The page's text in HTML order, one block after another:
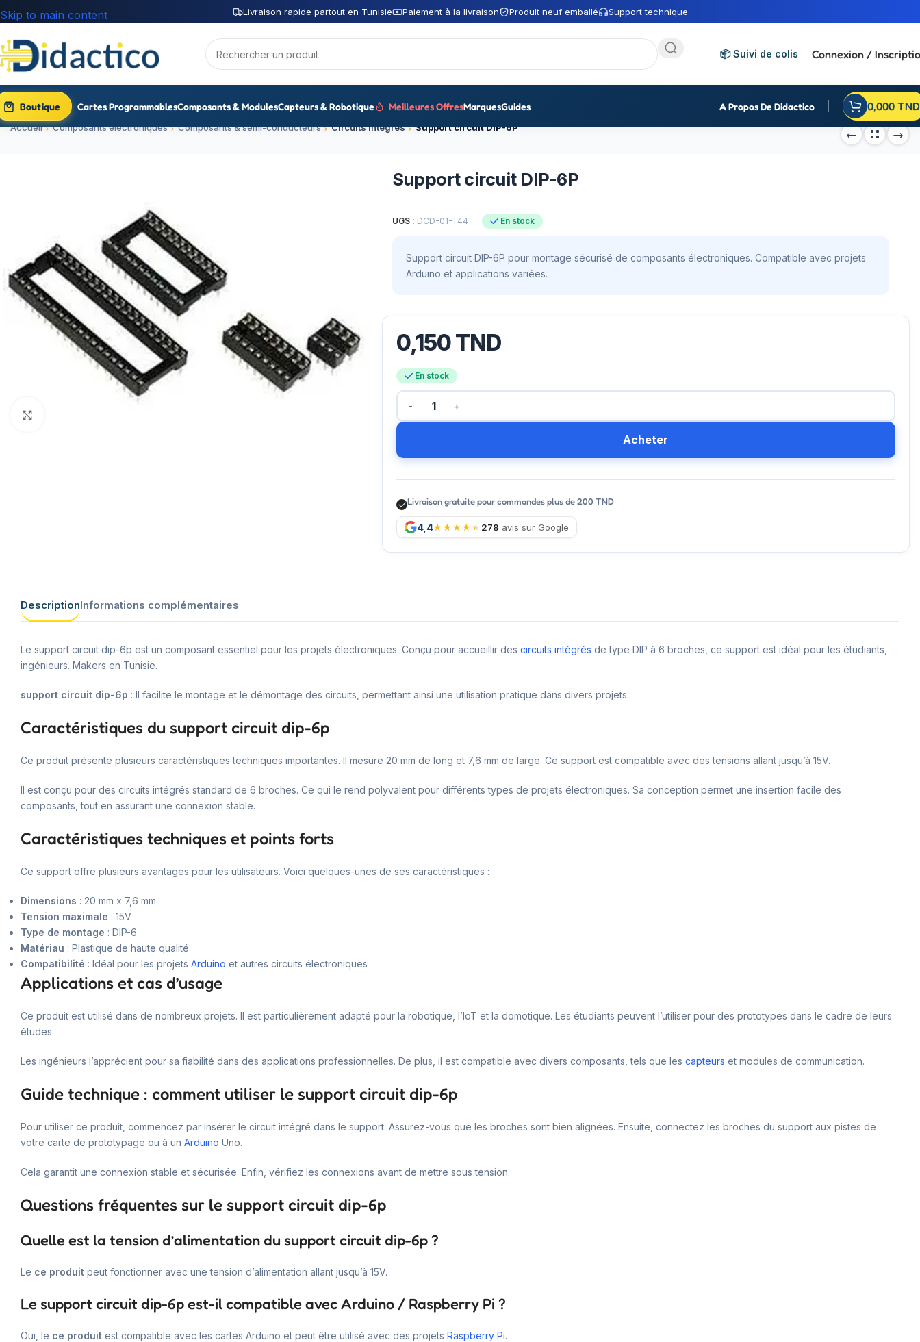
Livraison rapide partout en Tunisie Paiement à la livraison Produit neuf emballé Support technique
Skip to main content
📦 Suivi de colis Connexion /
Boutique Cartes ProgrammablesComposants & ModulesCapteurs & Robotique Meilleures OffresMarquesGuides A Propos De Didactico 0,000 TND
Accueil Composants électroniques Composants & semi-conducteurs Circuits intégrés Support circuit DIP-6P
Support circuit DIP-6P
UGS : DCD-01-T44 En stock
Support circuit DIP-6P pour montage sécurisé de composants électroniques. Compatible avec projets
Arduino et applications variées.
0,150TND
En stock
Acheter
Livraison gratuite pour commandes plus de 200 TND
4,4 278 avis sur Google
DescriptionInformations complémentaires
Le support circuit dip-6p est un composant essentiel pour les projets électroniques. Conçu pour accueillir des circuits intégrés de type DIP à 6 broches, ce support est idéal pour les étudiants,
ingénieurs. Makers en Tunisie.
support circuit dip-6p : Il facilite le montage et le démontage des circuits, permettant ainsi une utilisation pratique dans divers projets.
Caractéristiques du support circuit dip-6p
Ce produit présente plusieurs caractéristiques techniques importantes. Il mesure 20 mm de long et 7,6 mm de large. Ce support est compatible avec des tensions allant jusqu’à 15V.
Il est conçu pour des circuits intégrés standard de 6 broches. Ce qui le rend polyvalent pour différents types de projets électroniques. Sa conception permet une insertion facile des
composants, tout en assurant une connexion stable.
Caractéristiques techniques et points forts
Ce support offre plusieurs avantages pour les utilisateurs. Voici quelques-unes de ses caractéristiques :
Dimensions : 20 mm x 7,6 mm
Tension maximale : 15V
Type de montage : DIP-6
Matériau : Plastique de haute qualité
Compatibilité : Idéal pour les projets Arduino et autres circuits électroniques
Applications et cas d’usage
Ce produit est utilisé dans de nombreux projets. Il est particulièrement adapté pour la robotique, l’IoT et la domotique. Les étudiants peuvent l’utiliser pour des prototypes dans le cadre de leurs
études.
Les ingénieurs l’apprécient pour sa fiabilité dans des applications professionnelles. De plus, il est compatible avec divers composants, tels que les capteurs et modules de communication.
Guide technique : comment utiliser le support circuit dip-6p
Pour utiliser ce produit, commencez par insérer le circuit intégré dans le support. Assurez-vous que les broches sont bien alignées. Ensuite, connectez les broches du support aux pistes de
votre carte de prototypage ou à un Arduino Uno.
Cela garantit une connexion stable et sécurisée. Enfin, vérifiez les connexions avant de mettre sous tension.
Questions fréquentes sur le support circuit dip-6p
Quelle est la tension d’alimentation du support circuit dip-6p ?
Le ce produit peut fonctionner avec une tension d’alimentation allant jusqu’à 15V.
Le support circuit dip-6p est-il compatible avec Arduino / Raspberry Pi ?
Oui, le ce produit est compatible avec les cartes Arduino et peut être utilisé avec des projets Raspberry Pi.